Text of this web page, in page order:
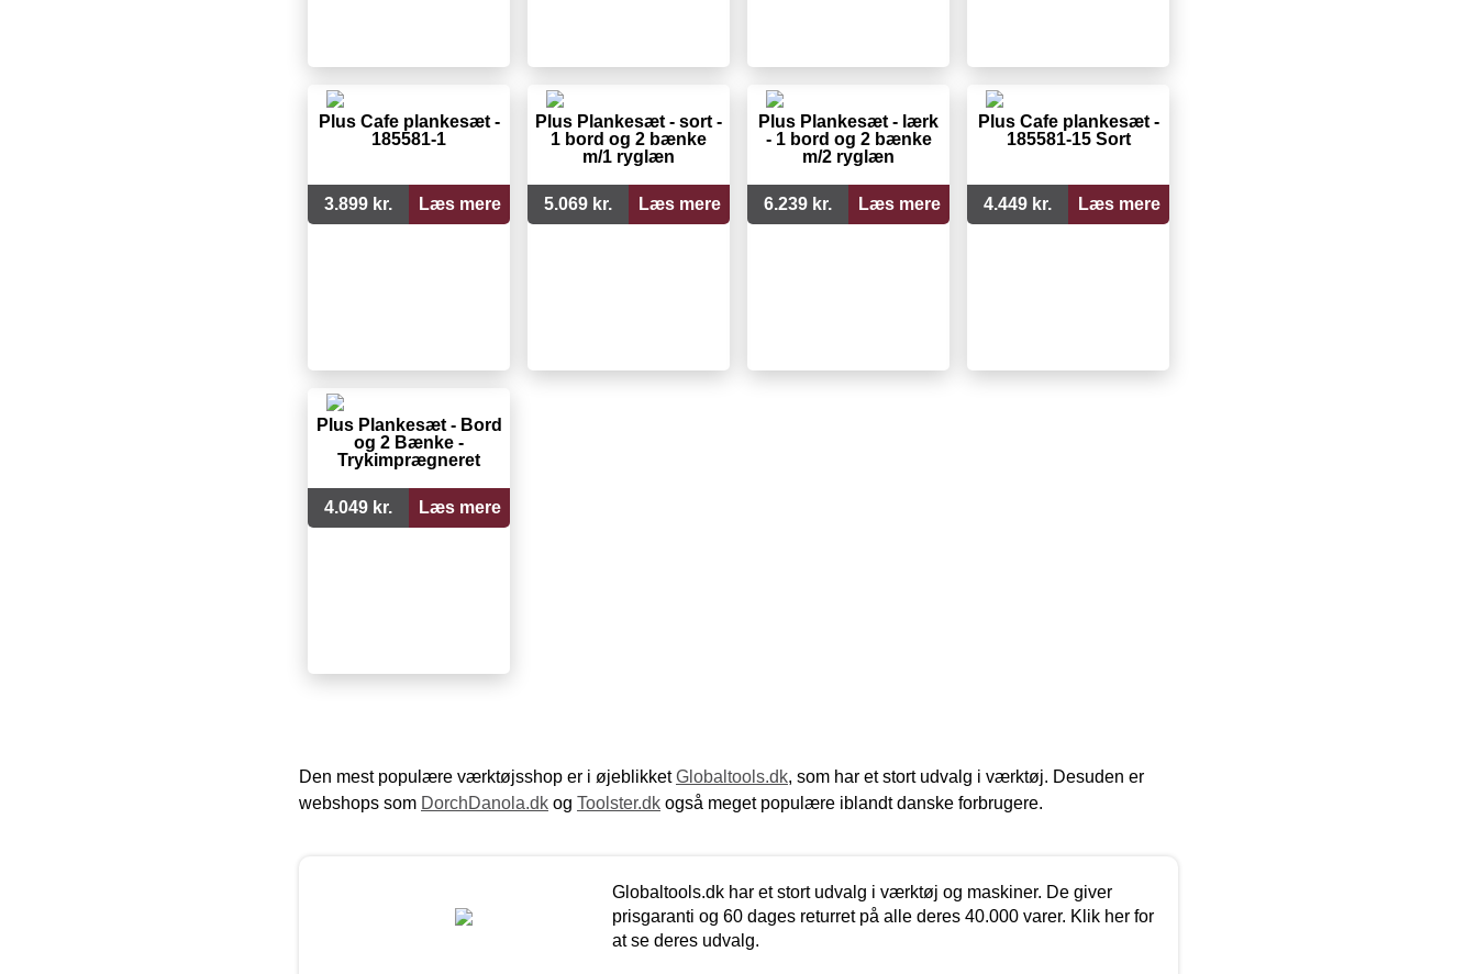
Plus Cafe plankesæt -
185581-1
3.899 kr. Læs mere
Plus Plankesæt - sort -
1 bord og 2 bænke
m/1 ryglæn
5.069 kr. Læs mere
Plus Plankesæt - lærk
- 1 bord og 2 bænke
m/2 ryglæn
6.239 kr. Læs mere
Plus Cafe plankesæt -
185581-15 Sort
4.449 kr. Læs mere
Plus Plankesæt - Bord
og 2 Bænke -
Trykimprægneret
4.049 kr. Læs mere
Den mest populære værktøjsshop er i øjeblikketGlobaltools.dk, som har et stort udvalg i værktøj. Desuden er
webshops som DorchDanola.dk og Toolster.dk også meget populære iblandt danske forbrugere.
Globaltools.dk har et stort udvalg i værktøj og maskiner. De giver
prisgaranti og 60 dages returret på alle deres 40.000 varer. Klik her for
at se deres udvalg.